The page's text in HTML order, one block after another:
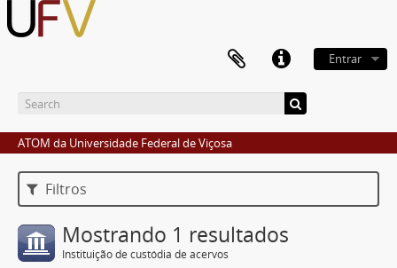
Entrar
ATOM da Universidade Federal de Viçosa
Filtros
Mostrando 1 resultados
Instituição de custódia de acervos